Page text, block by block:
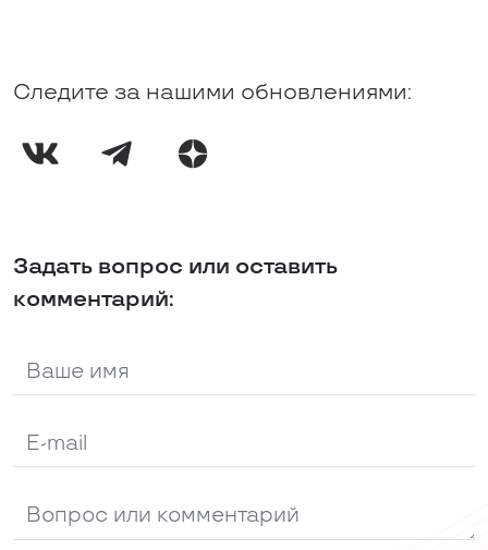
Следите за нашими обновлениями:
Задать вопрос или оставить
комментарий: